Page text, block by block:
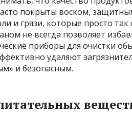
покрыты воском,
и грязи, которые просто
не всегда позволяет
приборы для очистки
удаляют
и безопасным.